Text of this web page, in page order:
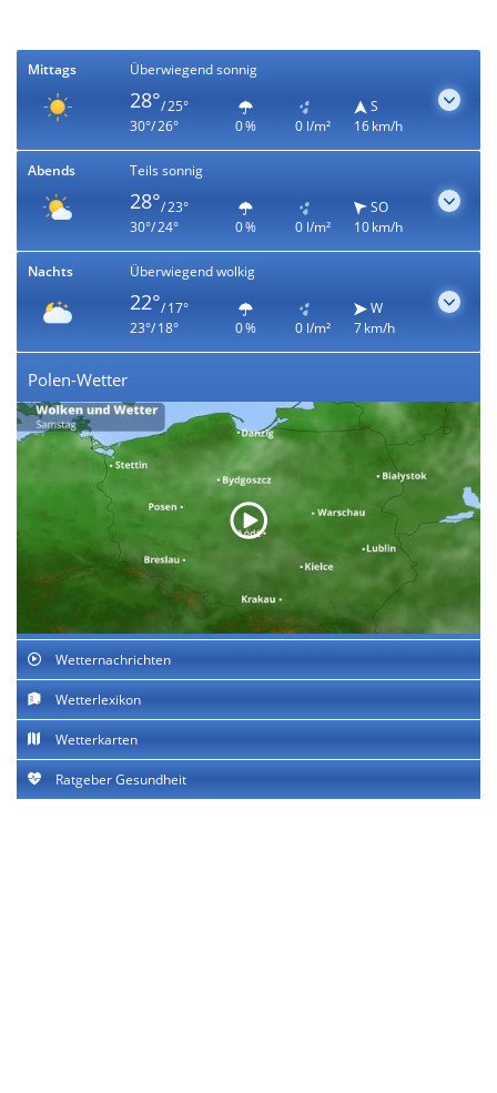
Mittags Überwiegend sonnig
28°/ 25°
30°/ 26°
0 % 0 l/m²
S
16 km/h
Abends Teils sonnig
28°/ 23°
30°/ 24°
0 % 0 l/m²
SO
10 km/h
Nachts Überwiegend wolkig
22°/ 17°
23°/ 18°
0 % 0 l/m²
W
7 km/h
Polen-Wetter
Wetternachrichten
Wetterlexikon
Wetterkarten
Ratgeber Gesundheit